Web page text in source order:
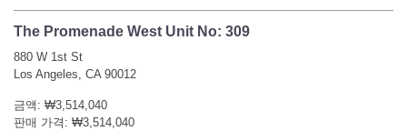
The Promenade West Unit No: 309
880 W 1st St
Los Angeles, CA 90012
금액: ₩3,514,040
판매 가격: ₩3,514,040